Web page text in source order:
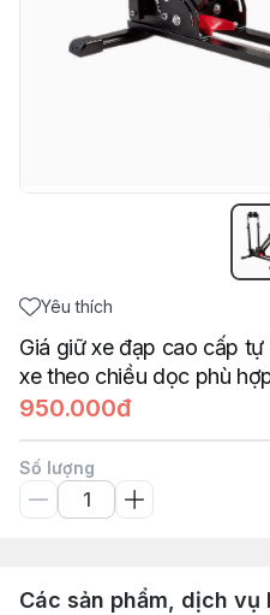
Yêu thích
Giá giữ xe đạp cao cấp
xe theo chiều dọc phù
950.000đ
Số lượng
Các sản phẩm, dịch vụ